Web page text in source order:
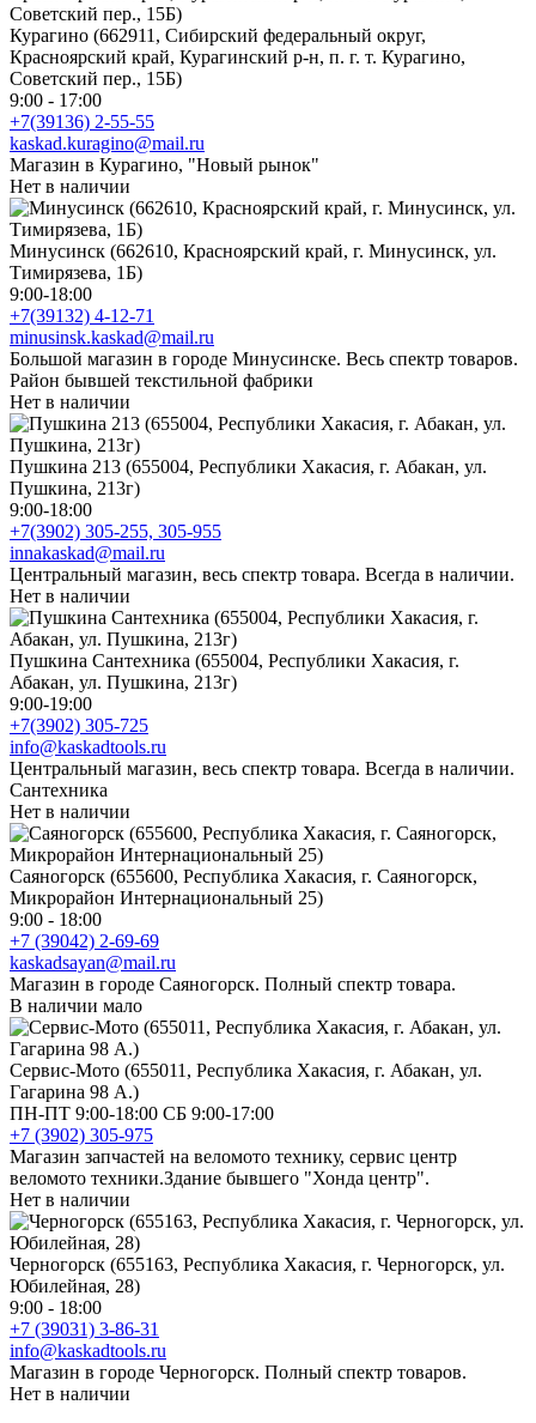
Курагино (662911, Сибирский федеральный округ,
Красноярский край, Курагинский р-н, п. г. т. Курагино,
Советский пер., 15Б)
9:00 - 17:00
+7(39136) 2-55-55
kaskad.kuragino@mail.ru
Магазин в Курагино, "Новый рынок"
Нет в наличии
Минусинск (662610, Красноярский край, г. Минусинск, ул.
Тимирязева, 1Б)
9:00-18:00
+7(39132) 4-12-71
minusinsk.kaskad@mail.ru
Большой магазин в городе Минусинске. Весь спектр товаров.
Район бывшей текстильной фабрики
Нет в наличии
Пушкина 213 (655004, Республики Хакасия, г. Абакан, ул.
Пушкина, 213г)
9:00-18:00
+7(3902) 305-255, 305-955
innakaskad@mail.ru
Центральный магазин, весь спектр товара. Всегда в наличии.
Нет в наличии
Пушкина Сантехника (655004, Республики Хакасия, г.
Абакан, ул. Пушкина, 213г)
9:00-19:00
+7(3902) 305-725
info@kaskadtools.ru
Центральный магазин, весь спектр товара. Всегда в наличии.
Сантехника
Нет в наличии
Саяногорск (655600, Республика Хакасия, г. Саяногорск,
Микрорайон Интернациональный 25)
9:00 - 18:00
+7 (39042) 2-69-69
kaskadsayan@mail.ru
Магазин в городе Саяногорск. Полный спектр товара.
В наличии мало
Сервис-Мото (655011, Республика Хакасия, г. Абакан, ул.
Гагарина 98 А.)
ПН-ПТ 9:00-18:00 СБ 9:00-17:00
+7 (3902) 305-975
Магазин запчастей на веломото технику, сервис центр
веломото техники.Здание бывшего "Хонда центр".
Нет в наличии
Черногорск (655163, Республика Хакасия, г. Черногорск, ул.
Юбилейная, 28)
9:00 - 18:00
+7 (39031) 3-86-31
info@kaskadtools.ru
Магазин в городе Черногорск. Полный спектр товаров.
Нет в наличии